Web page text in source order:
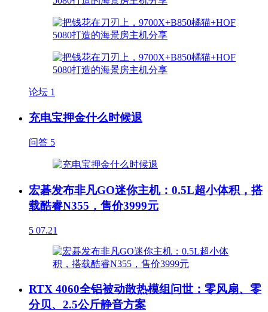
论坛 1
充电宝押金什么时候退
问答 5
宏碁发布非凡GO迷你主机：0.5L超小体积，搭
载酷睿N355，售价3999元
5 07.21
RTX 4060全铝被动散热模组问世：零风扇、零
分贝、2.5公斤静音方案